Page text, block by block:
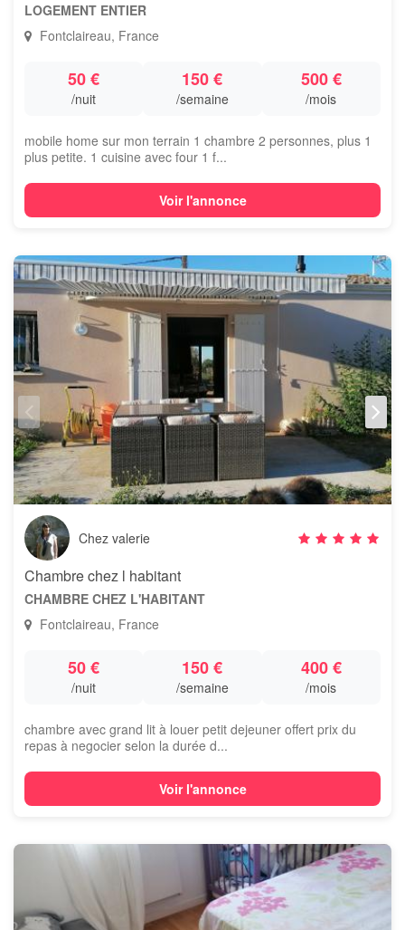
LOGEMENT ENTIER
Fontclaireau, France
50 €
/nuit
150 €
/semaine
500 €
/mois
mobile home sur mon terrain 1 chambre 2 personnes, plus 1
plus petite. 1 cuisine avec four 1 f...
Voir l'annonce
Chez valerie
Chambre chez l habitant
CHAMBRE CHEZ L'HABITANT
Fontclaireau, France
50 €
/nuit
150 €
/semaine
400 €
/mois
chambre avec grand lit à louer petit dejeuner offert prix du
repas à negocier selon la durée d...
Voir l'annonce